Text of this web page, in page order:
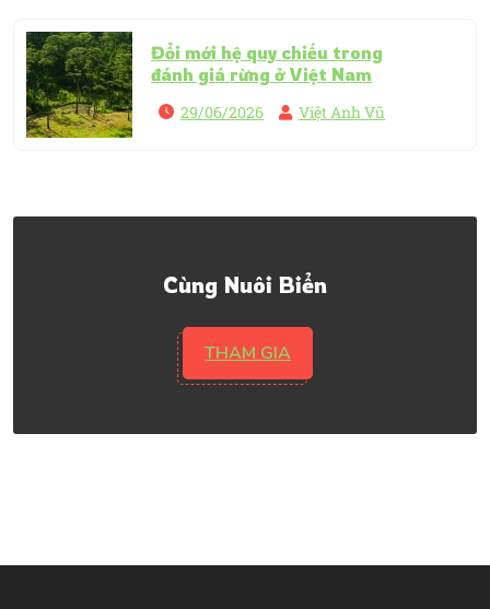
Đổi mới hệ quy chiếu trong
đánh giá rừng ở Việt Nam
29/06/2026 Việt Anh Vũ
Cùng Nuôi Biển
THAM GIA